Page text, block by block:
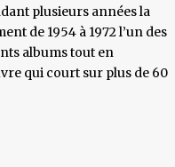
plusieurs années la
de 1954 à 1972 l’un des
albums tout en
qui court sur plus de 60